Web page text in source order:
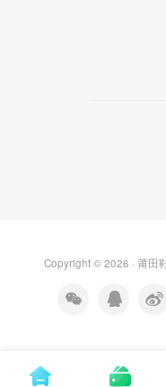
Copyright © 2026 · 莆田